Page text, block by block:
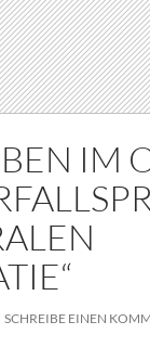
IM
SCHREIBE EINEN